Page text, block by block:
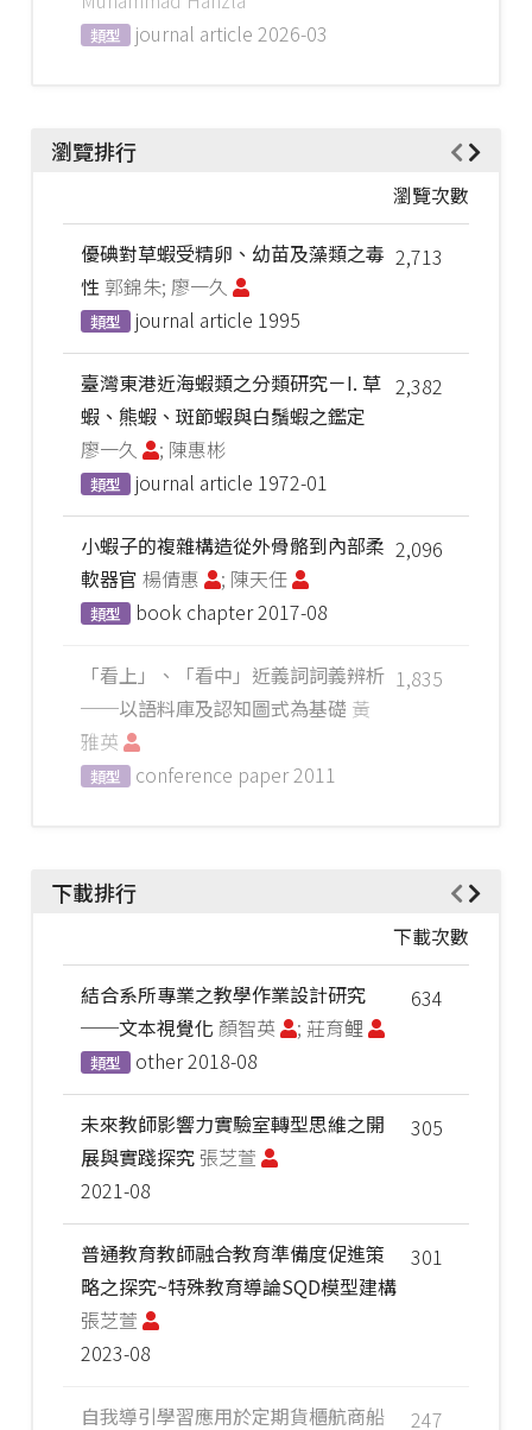
類型 journal article 2026-03
瀏覽排行
瀏覽次數
2,713
優碘對草蝦受精卵、幼苗及藻類之毒
性 郭錦朱; 廖一久
類型 journal article 1995
2,382
臺灣東港近海蝦類之分類研究－I. 草
蝦、熊蝦、斑節蝦與白鬚蝦之鑑定
廖一久
; 陳惠彬
類型 journal article 1972-01
2,096
小蝦子的複雜構造從外骨骼到內部柔
軟器官 楊倩惠 ; 陳天任
類型 book chapter2017-08
1,835
「看上」、「看中」近義詞詞義辨析
──以語料庫及認知圖式為基礎 黃
雅英
類型 conference paper2011
下載排行
下載次數
634
結合系所專業之教學作業設計研究
──文本視覺化 顏智英 ; 莊育鲤
類型 other2018-08
305
未來教師影響力實驗室轉型思維之開
展與實踐探究 張芝萱
2021-08
301
普通教育教師融合教育準備度促進策
略之探究~特殊教育導論SQD模型建構
張芝萱
2023-08
247
自我導引學習應用於定期貨櫃航商船